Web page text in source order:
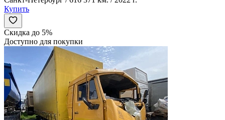
Купить
Скидка до 5%
Доступно для покупки